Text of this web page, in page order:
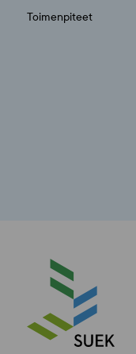
Toimenpiteet